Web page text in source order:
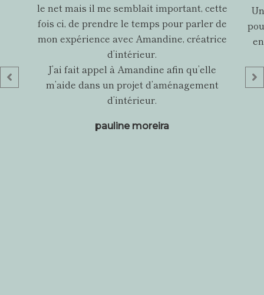
le net mais il me semblait important, cette
fois ci, de prendre le temps pour parler de
mon expérience avec Amandine, créatrice
d’intérieur.
J’ai fait appel à Amandine afin qu’elle
m’aide dans un projet d’aménagement
d’intérieur.
pauline moreira